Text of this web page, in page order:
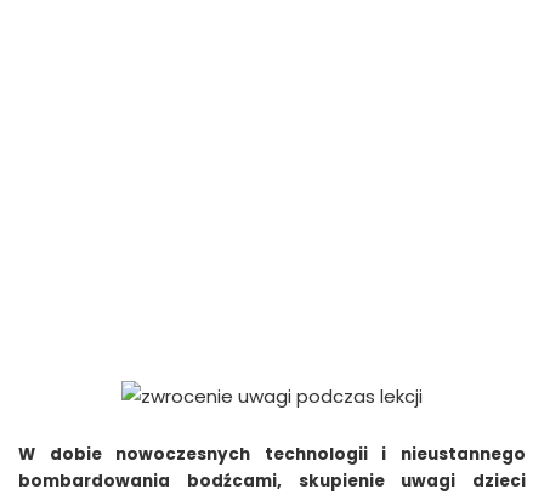
W dobie nowoczesnych technologii i nieustannego
bombardowania bodźcami, skupienie uwagi dzieci